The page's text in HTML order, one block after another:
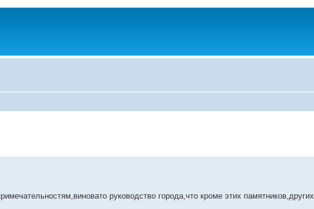
руководство города,что кроме этих памятников,других